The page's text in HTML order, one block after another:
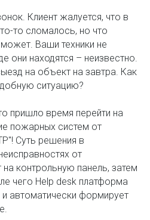
Клиент жалуется, что в
то сломалось, но что
Ваши техники не
они находятся – неизвестно.
на объект на завтра. Как
ситуацию?
пришло время перейти на
пожарных систем от
Суть решения в
от
контрольную панель, затем
чего Help desk платформа
автоматически формирует